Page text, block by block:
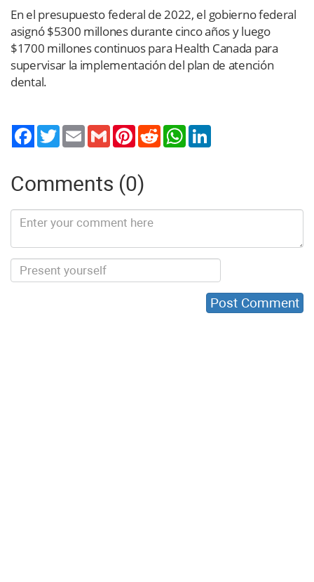
En el presupuesto federal de 2022, el gobierno federal
asignó $5300 millones durante cinco años y luego
$1700 millones continuos para Health Canada para
supervisar la implementación del plan de atención
dental.
TwitterEmail Gmail PinterestReddit WhatsApp
Comments (0)